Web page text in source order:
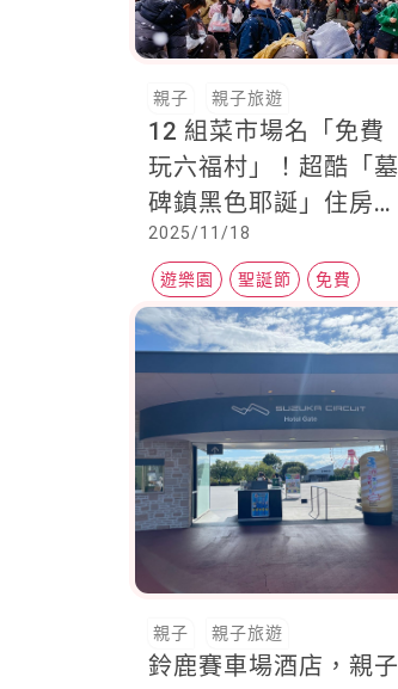
親子 親子旅遊
12 組菜市場名「免費
玩六福村」！超酷「墓
碑鎮黑色耶誕」住房專
案同步開跑
2025/11/18
遊樂園 聖誕節 免費
親子 親子旅遊
鈴鹿賽車場酒店，親子